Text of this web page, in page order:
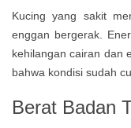
Kucing yang sakit
enggan bergerak.
kehilangan cairan dan
bahwa kondisi sudah
Berat Badan